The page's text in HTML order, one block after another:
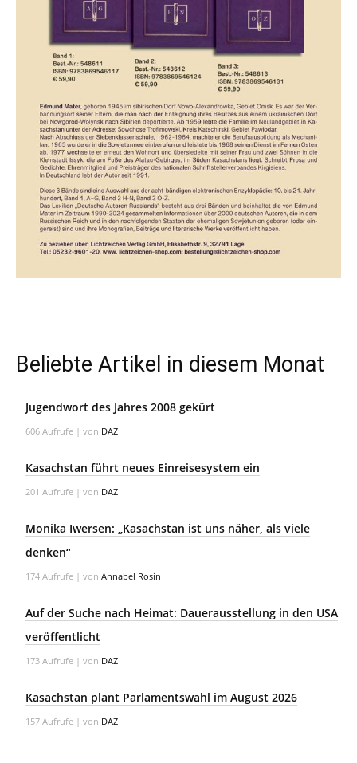
Beliebte Artikel in diesem Monat
Jugendwort des Jahres 2008 gekürt
606 Aufrufe | von DAZ
Kasachstan führt neues Einreisesystem ein
201 Aufrufe | von DAZ
Monika Iwersen: „Kasachstan ist uns näher, als viele
denken“
174 Aufrufe | von Annabel Rosin
Auf der Suche nach Heimat: Dauerausstellung in den USA
veröffentlicht
173 Aufrufe | von DAZ
Kasachstan plant Parlamentswahl im August 2026
157 Aufrufe | von DAZ